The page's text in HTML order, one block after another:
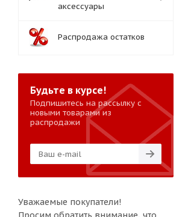
аксессуары
Распродажа остатков
Будьте в курсе!
Подпишитесь на рассылку с
новыми товарами из
распродажи
Уважаемые покупатели!